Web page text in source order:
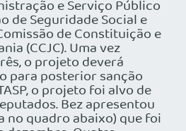
e Serviço Público
de Seguridade Social e
de Constituição e
(CCJC). Uma vez
o projeto deverá
para posterior sanção
o projeto foi alvo de
Bez apresentou
no quadro abaixo) que foi